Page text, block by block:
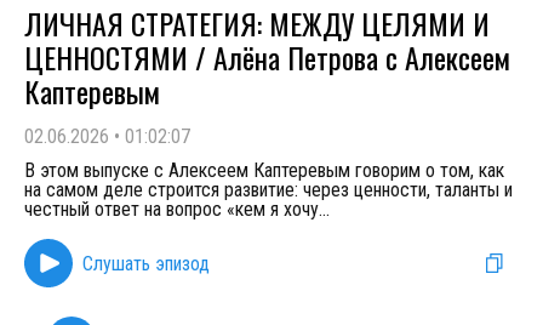
ЛИЧНАЯ СТРАТЕГИЯ: МЕЖДУ ЦЕЛЯМИ И
ЦЕННОСТЯМИ / Алёна Петрова с Алексеем
Каптеревым
02.06.2026 • 01:02:07
В этом выпуске с Алексеем Каптеревым говорим о том, как
на самом деле строится развитие: через ценности, таланты и
честный ответ на вопрос «кем я хочу...
Слушать эпизод